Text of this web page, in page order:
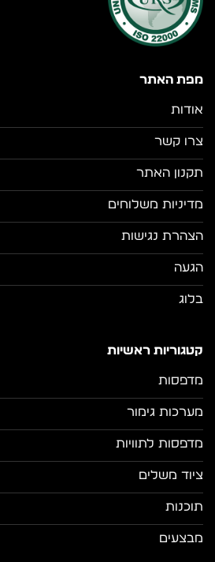
מפת האתר
אודות
צרו קשר
תקנון האתר
מדיניות משלוחים
הצהרת נגישות
הגעה
בלוג
קטגוריות ראשיות
מדפסות
מערכות גימור
מדפסות לתוויות
ציוד משלים
תוכנות
מבצעים